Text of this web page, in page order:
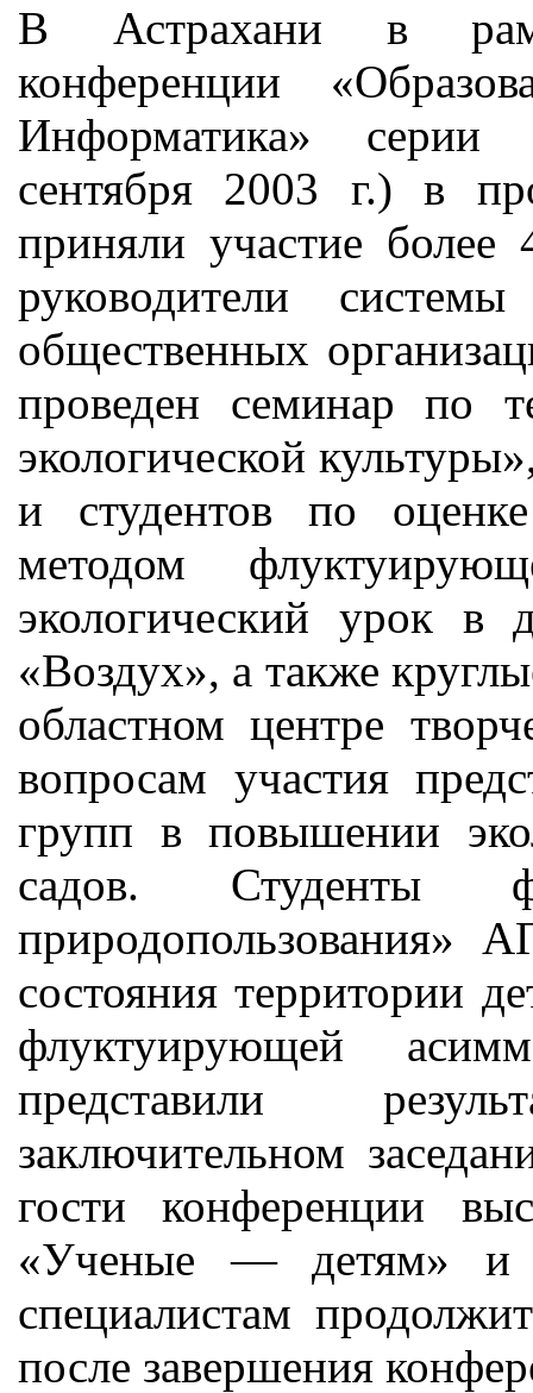
В Астрахани в
конференции
Информатика»
сентября 2003 г.) в
приняли участие более
руководители системы
общественных
проведен семинар по
экологической
и студентов по
методом
экологический урок
«Воздух», а также
областном центре
вопросам участия
групп в повышении
садов. Студенты
природопользования»
состояния территории
флуктуирующей
представили
заключительном
гости конференции
«Ученые — детям» и
специалистам
после завершения